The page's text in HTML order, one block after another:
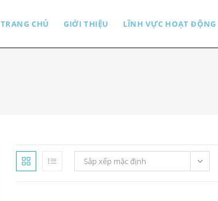
TRANG CHỦ GIỚI THIỆU LĨNH VỰC HOẠT ĐỘNG
Sắp xếp mặc định